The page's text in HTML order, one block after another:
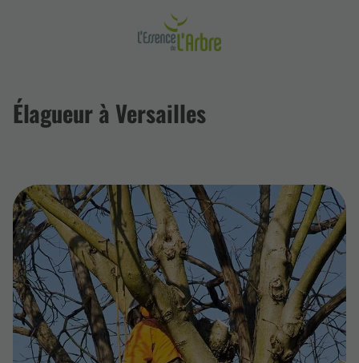
Élagueur à Versailles